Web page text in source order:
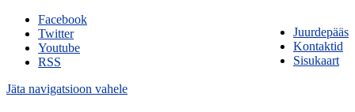
Juurdepääs
Kontaktid
Sisukaart
Facebook
Twitter
Youtube
RSS
Jäta navigatsioon vahele